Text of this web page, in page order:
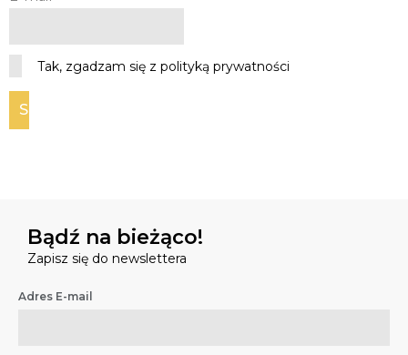
Tak, zgadzam się z polityką prywatności
Bądź na bieżąco!
Zapisz się do newslettera
Adres E-mail